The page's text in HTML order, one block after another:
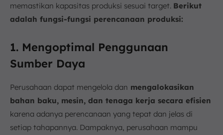
memastikan kapasitas produksi sesuai target. Berikut
adalah fungsi-fungsi perencanaan produksi:
1. Mengoptimal Penggunaan
Sumber Daya
Perusahaan dapat mengelola dan mengalokasikan
bahan baku, mesin, dan tenaga kerja secara efisien
karena adanya perencanaan yang tepat dan jelas di
setiap tahapannya. Dampaknya, perusahaan mampu